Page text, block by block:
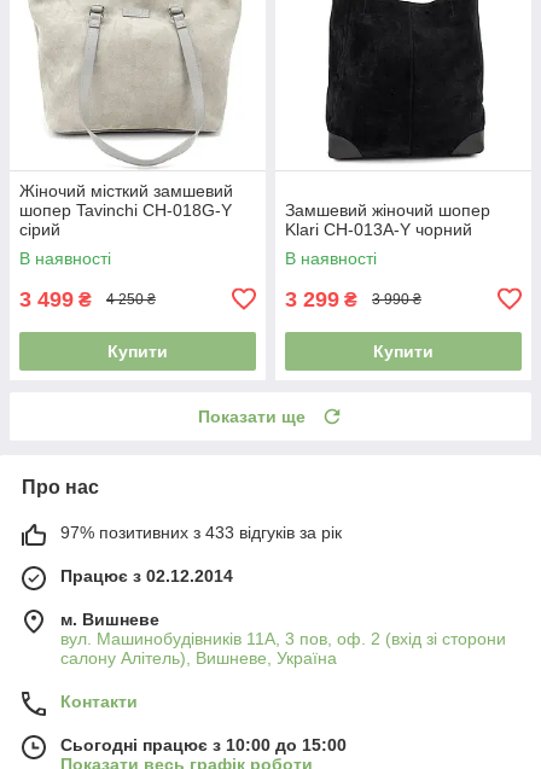
Жіночий місткий замшевий
шопер Tavinchi CH-018G-Y
сірий
В наявності
3 499 ₴ 4 250 ₴
Купити
Замшевий жіночий шопер
Klari CH-013A-Y чорний
В наявності
3 299 ₴ 3 990 ₴
Купити
Показати ще
Про нас
97% позитивних з 433 відгуків за рік
Працює з 02.12.2014
м. Вишневе
вул. Машинобудівників 11А, 3 пов, оф. 2 (вхід зі сторони
салону Алітель), Вишневе, Україна
Контакти
Сьогодні працює з 10:00 до 15:00
Показати весь графік роботи